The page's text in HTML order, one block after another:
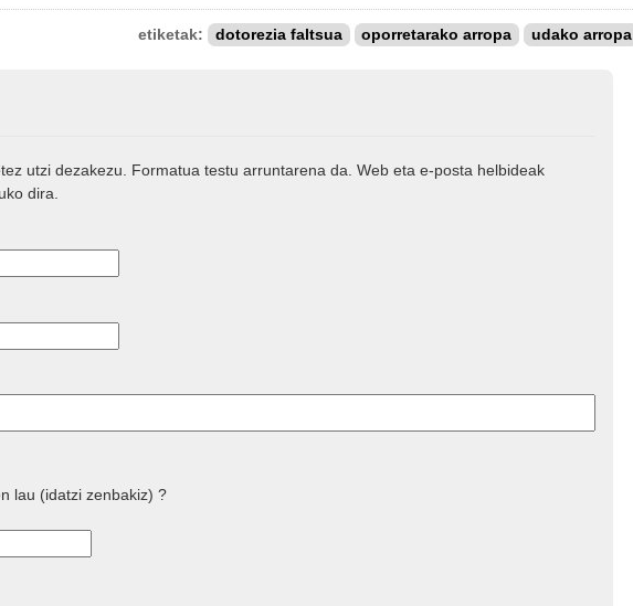
etiketak: dotorezia faltsua oporretarako arropa udako arropa
utzi dezakezu. Formatua testu arruntarena da. Web eta e-posta helbideak
dira.
lau (idatzi zenbakiz) ?